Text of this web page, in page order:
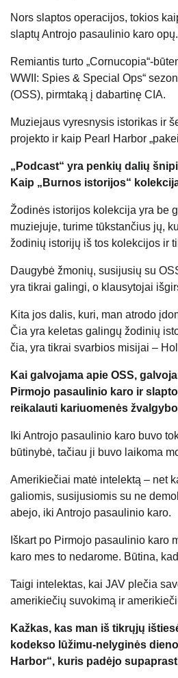
Nors slaptos operacijos, tokios
slaptų Antrojo pasaulinio karo
Remiantis turto „Cornucopia“-
WWII: Spies & Special Ops“
(OSS), pirmtaką į dabartinę CIA.
Muziejaus vyresnysis istorikas ir
projekto ir kaip Pearl Harbor
„Podcast“ yra penkių dalių
Kaip „Burnos istorijos“
Žodinės istorijos kolekcija yra be
muziejuje, turime tūkstančius jų,
žodinių istorijų iš tos kolekcijos ir
Daugybė žmonių, susijusių su
yra tikrai galingi, o klausytojai
Kita jos dalis, kuri, man atrodo
Čia yra keletas galingų žodinių
čia, yra tikrai svarbios misijai –
Kai galvojama apie OSS,
Pirmojo pasaulinio karo ir
reikalauti kariuomenės
Iki Antrojo pasaulinio karo buvo
būtinybė, tačiau ji buvo laikoma
Amerikiečiai matė intelektą – net
galiomis, susijusiomis su ne
abejo, iki Antrojo pasaulinio karo.
Iškart po Pirmojo pasaulinio karo
karo mes to nedarome. Būtina,
Taigi intelektas, kai JAV plečia
amerikiečių suvokimą ir
Kažkas, kas man iš tikrųjų
kodekso lūžimu-nelyginės
Harbor“, kuris padėjo